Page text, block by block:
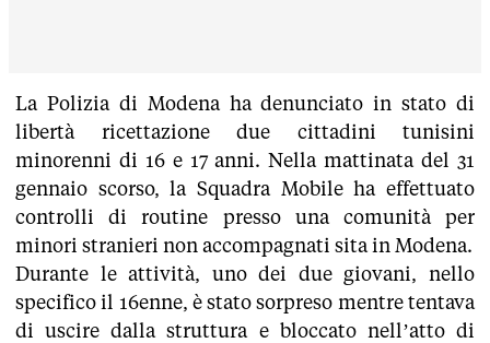
La Polizia di Modena ha denunciato in stato di
libertà ricettazione due cittadini tunisini
minorenni di 16 e 17 anni. Nella mattinata del 31
gennaio scorso, la Squadra Mobile ha effettuato
controlli di routine presso una comunità per
minori stranieri non accompagnati sita in Modena.
Durante le attività, uno dei due giovani, nello
specifico il 16enne, è stato sorpreso mentre tentava
di uscire dalla struttura e bloccato nell’atto di